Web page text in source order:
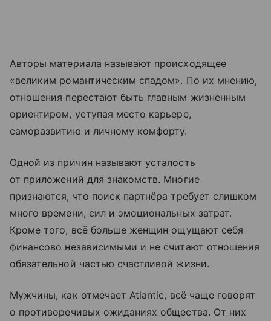
Авторы материала называют происходящее
«великим романтическим спадом». По их мнению,
отношения перестают быть главным жизненным
ориентиром, уступая место карьере,
саморазвитию и личному комфорту.
Одной из причин называют усталость
от приложений для знакомств. Многие
признаются, что поиск партнёра требует слишком
много времени, сил и эмоциональных затрат.
Кроме того, всё больше женщин ощущают себя
финансово независимыми и не считают отношения
обязательной частью счастливой жизни.
Мужчины, как отмечает Atlantic, всё чаще говорят
о противоречивых ожиданиях общества. От них